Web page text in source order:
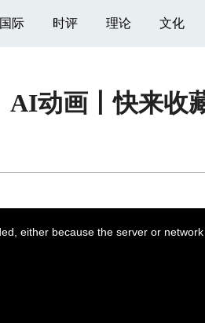
国际 时评 理论 文化
AI动画丨快来收
either because the server or